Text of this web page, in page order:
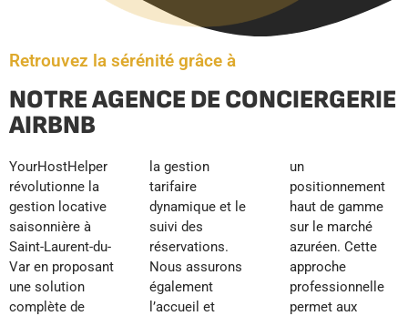
Retrouvez la sérénité grâce à
NOTRE AGENCE DE CONCIERGERIE
AIRBNB
YourHostHelper
révolutionne la
gestion locative
saisonnière à
Saint-Laurent-du-
Var en proposant
une solution
complète de
la gestion
tarifaire
dynamique et le
suivi des
réservations.
Nous assurons
également
l’accueil et
un
positionnement
haut de gamme
sur le marché
azuréen. Cette
approche
professionnelle
permet aux